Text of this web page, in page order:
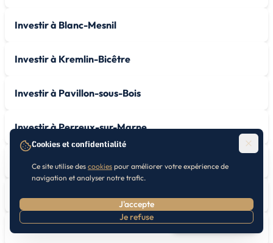
Prendre RDV
Investir à Blanc-Mesnil
Investir à Kremlin-Bicêtre
Investir à Pavillon-sous-Bois
Investir à Perreux-sur-Marne
Investir à Plessis-Robinson
Investir à Plessis-Trévise
Cookies et confidentialité
Ce site utilise des cookies pour améliorer votre expérience de
navigation et analyser notre trafic.
J'accepte
Je refuse